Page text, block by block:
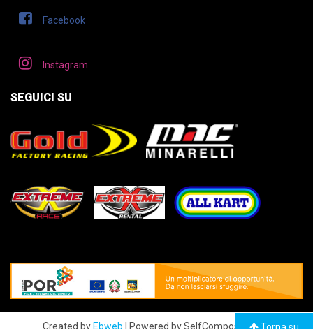
Facebook
Instagram
SEGUICI SU
Created by Ebweb | Powered by SelfComposer CMS